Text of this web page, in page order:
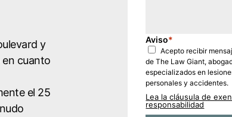
y
en cuanto
el 25
Aviso*
Acepto recibir
de The Law Giant,
especializados en
personales y accidentes.
Lea la cláusula de
responsabilidad